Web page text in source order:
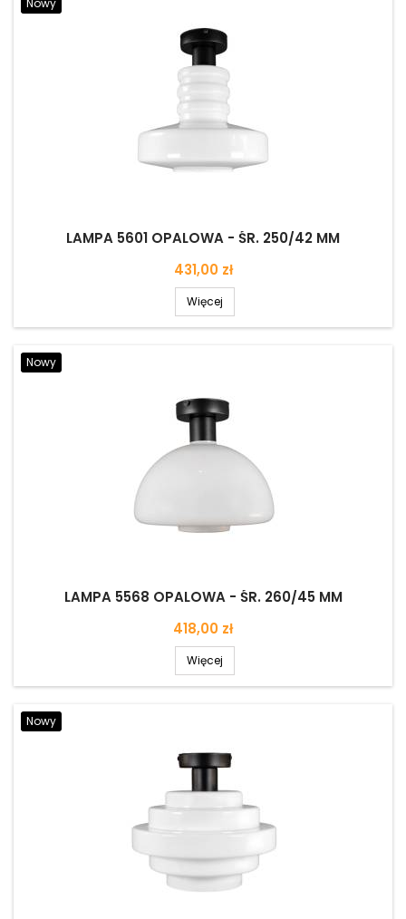
LAMPA 5601 OPALOWA - ŚR. 250/42 MM
Cena
431,00 zł
Więcej
Nowy
LAMPA 5568 OPALOWA - ŚR. 260/45 MM
Cena
418,00 zł
Więcej
Nowy